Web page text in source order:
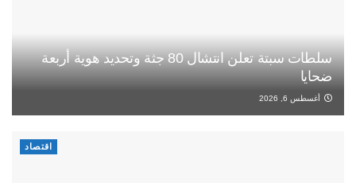
سلطات سبتة تعلن انتشال 80 جثة وتحديد هوية أربعة
ضحايا
أغسطس 6, 2026
اقتصاد